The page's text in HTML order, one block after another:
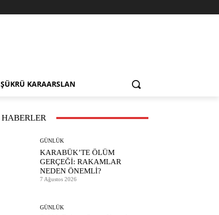
ŞÜKRÜ KARAARSLAN
HABERLER
GÜNLÜK
KARABÜK’TE ÖLÜM
GERÇEĞİ: RAKAMLAR
NEDEN ÖNEMLİ?
7 Ağustos 2026
GÜNLÜK